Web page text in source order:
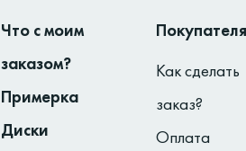
Что с моим
заказом?
Примерка
Диски
Как сделать
заказ?
Оплата